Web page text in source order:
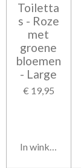
Toiletta
s - Roze
met
groene
bloemen
- Large
€ 19,95
In winkelwagen